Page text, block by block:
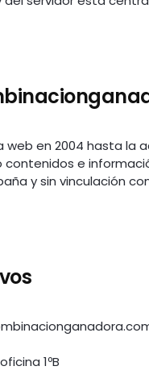
web en 2004 hasta la
contenidos e
y sin vinculación
1ºB